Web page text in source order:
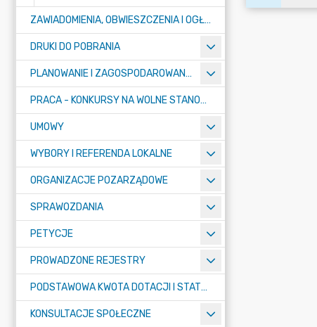
ZAWIADOMIENIA, OBWIESZCZENIA I OGŁOSZENIA
DRUKI DO POBRANIA
PLANOWANIE I ZAGOSPODAROWANIE PRZESTRZENNE
PRACA - KONKURSY NA WOLNE STANOWISKA
UMOWY
WYBORY I REFERENDA LOKALNE
ORGANIZACJE POZARZĄDOWE
SPRAWOZDANIA
PETYCJE
PROWADZONE REJESTRY
PODSTAWOWA KWOTA DOTACJI I STATYSTYCZNA LICZBA UCZNIÓW
KONSULTACJE SPOŁECZNE